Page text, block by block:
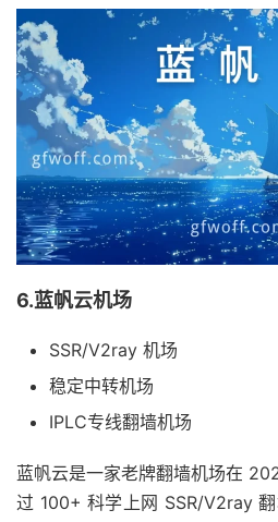
6.蓝帆云机场
SSR/V2ray 机场
稳定中转机场
IPLC专线翻墙机场
蓝帆云是一家老牌翻墙机场在
过 100+ 科学上网 SSR/V2ray